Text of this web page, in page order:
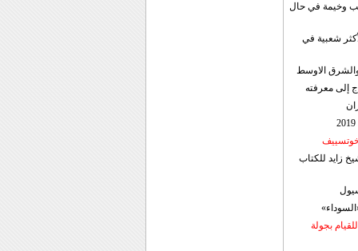
وخيمة في حال
شعبية في
والشرق الاوسط
إلى معرفته
خوتسييف
زايد للكتاب
بجولة